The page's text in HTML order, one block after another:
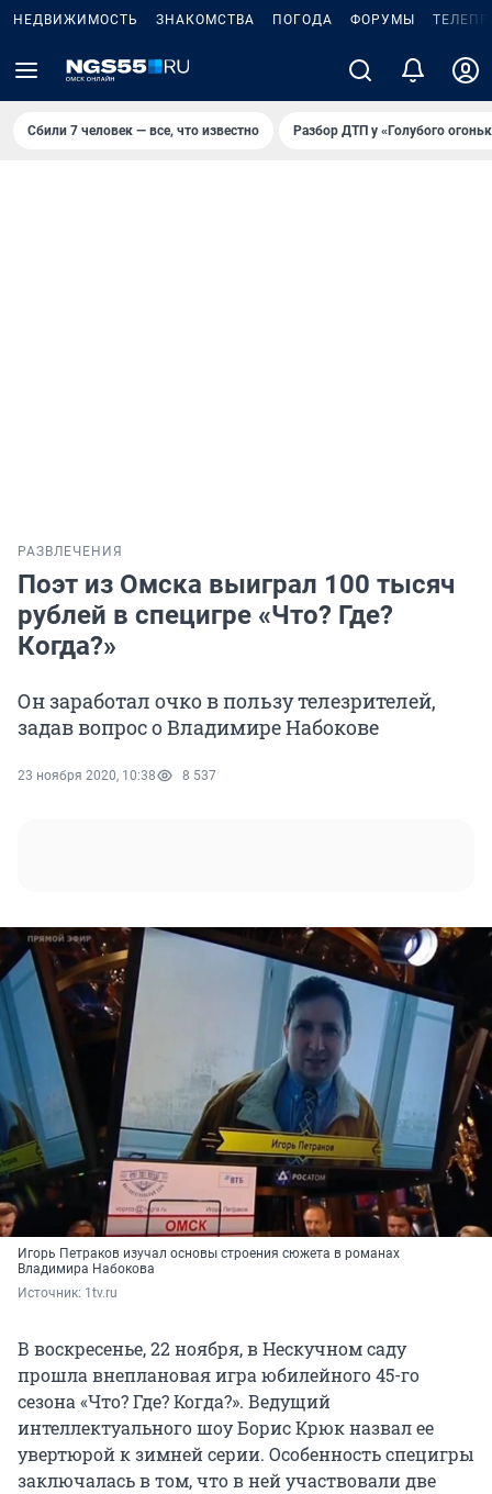
НЕДВИЖИМОСТЬ ЗНАКОМСТВА ПОГОДА ФОРУМЫ
Сбили 7 человек — все, что известно Разбор ДТП у «Голубого
РАЗВЛЕЧЕНИЯ
Поэт из Омска выиграл 100 тысяч
рублей в специгре «Что? Где?
Когда?»
Он заработал очко в пользу телезрителей,
задав вопрос о Владимире Набокове
23 ноября 2020, 10:38 8 537
Игорь Петраков изучал основы строения сюжета в романах
Владимира Набокова
Источник: 1tv.ru
В воскресенье, 22 ноября, в Нескучном саду
прошла внеплановая игра юбилейного 45-го
сезона «Что? Где? Когда?». Ведущий
интеллектуального шоу Борис Крюк назвал ее
увертюрой к зимней серии. Особенность специгры
заключалась в том, что в ней участвовали две